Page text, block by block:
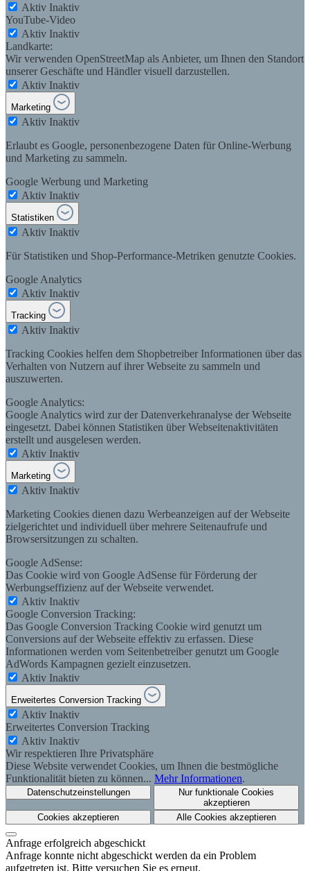
Aktiv Inaktiv
YouTube-Video
Aktiv Inaktiv
Landkarte:
Wir verwenden OpenStreetMap als Anbieter, um Ihnen den Standort
unserer Geschäfte und Händler visuell darzustellen.
Aktiv Inaktiv
Marketing
Aktiv Inaktiv
Erlaubt es Google, personenbezogene Daten für Online-Werbung
und Marketing zu sammeln.
Google Werbung und Marketing
Aktiv Inaktiv
Statistiken
Aktiv Inaktiv
Für Statistiken und Shop-Performance-Metriken genutzte Cookies.
Google Analytics
Aktiv Inaktiv
Tracking
Aktiv Inaktiv
Tracking Cookies helfen dem Shopbetreiber Informationen über das
Verhalten von Nutzern auf ihrer Webseite zu sammeln und
auszuwerten.
Google Analytics:
Google Analytics wird zur der Datenverkehranalyse der Webseite
eingesetzt. Dabei können Statistiken über Webseitenaktivitäten
erstellt und ausgelesen werden.
Aktiv Inaktiv
Marketing
Aktiv Inaktiv
Marketing Cookies dienen dazu Werbeanzeigen auf der Webseite
zielgerichtet und individuell über mehrere Seitenaufrufe und
Browsersitzungen zu schalten.
Google AdSense:
Das Cookie wird von Google AdSense für Förderung der
Werbungseffizienz auf der Webseite verwendet.
Aktiv Inaktiv
Google Conversion Tracking:
Das Google Conversion Tracking Cookie wird genutzt um
Conversions auf der Webseite effektiv zu erfassen. Diese
Informationen werden vom Seitenbetreiber genutzt um Google
AdWords Kampagnen gezielt einzusetzen.
Aktiv Inaktiv
Erweitertes Conversion Tracking
Aktiv Inaktiv
Erweitertes Conversion Tracking
Aktiv Inaktiv
Wir respektieren Ihre Privatsphäre
Diese Website verwendet Cookies, um Ihnen die bestmögliche
Funktionalität bieten zu können... Mehr Informationen.
Datenschutzeinstellungen
Nur funktionale Cookies
akzeptieren
Cookies akzeptieren
Alle Cookies akzeptieren
Anfrage erfolgreich abgeschickt
Anfrage konnte nicht abgeschickt werden da ein Problem
aufgetreten ist. Bitte versuchen Sie es erneut.